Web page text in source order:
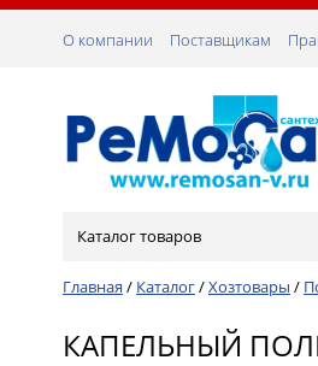
О компании Поставщикам
Каталог товаров
Главная / Каталог/Хозтовары /
КАПЕЛЬНЫЙ